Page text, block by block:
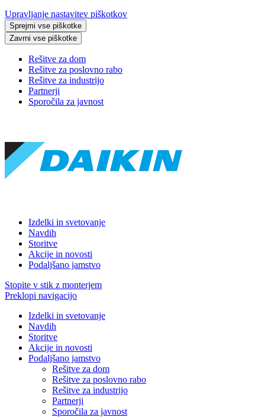
Upravljanje nastavitev piškotkov
Sprejmi vse piškotke
Zavrni vse piškotke
Rešitve za dom
Rešitve za poslovno rabo
Rešitve za industrijo
Partnerji
Sporočila za javnost
Izdelki in svetovanje
Navdih
Storitve
Akcije in novosti
Podaljšano jamstvo
Stopite v stik z monterjem
Preklopi navigacijo
Izdelki in svetovanje
Navdih
Storitve
Akcije in novosti
Podaljšano jamstvo
Rešitve za dom
Rešitve za poslovno rabo
Rešitve za industrijo
Partnerji
Sporočila za javnost